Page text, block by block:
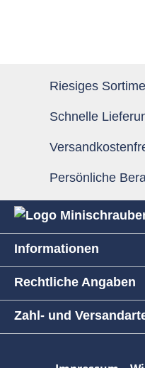
Riesiges
Schnelle
Persönliche
Informationen
Rechtliche Angaben
Zahl- und